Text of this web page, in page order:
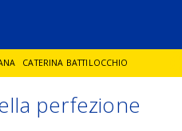
CATERINA BATTILOCCHIO
GIANCARLO DE CATALDO
perfezione